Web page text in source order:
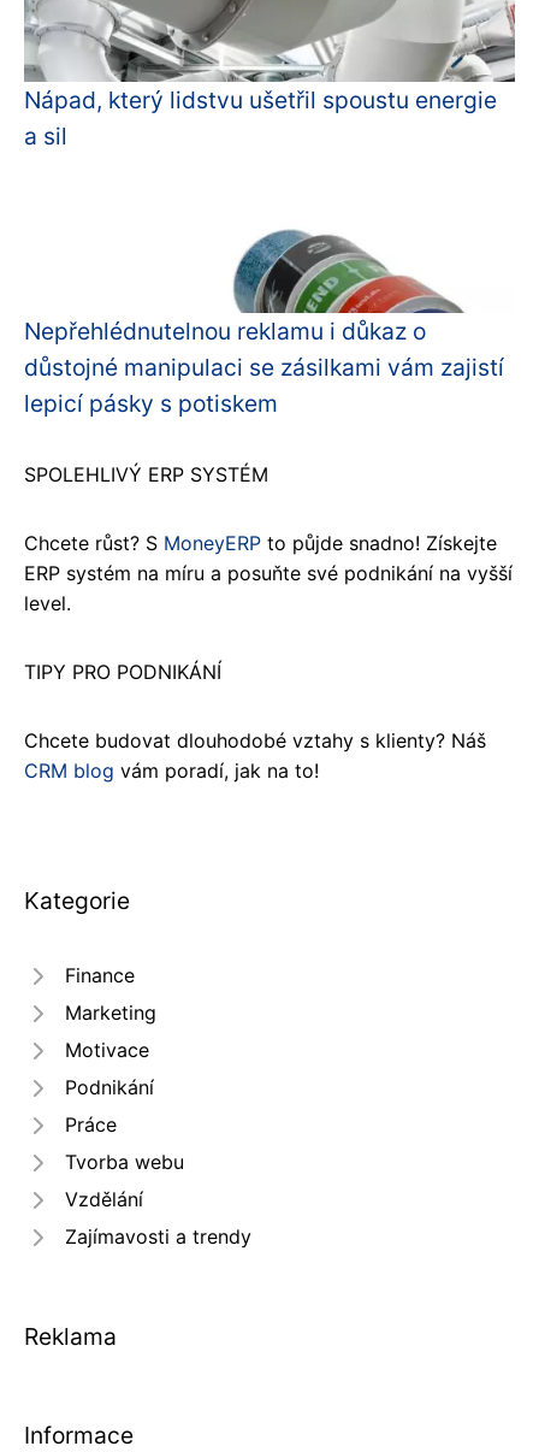
Nápad, který lidstvu ušetřil spoustu energie
a sil
Nepřehlédnutelnou reklamu i důkaz o
důstojné manipulaci se zásilkami vám zajistí
lepicí pásky s potiskem
SPOLEHLIVÝ ERP SYSTÉM
Chcete růst? S MoneyERP to půjde snadno! Získejte
ERP systém na míru a posuňte své podnikání na vyšší
level.
TIPY PRO PODNIKÁNÍ
Chcete budovat dlouhodobé vztahy s klienty? Náš
CRM blog vám poradí, jak na to!
Kategorie
Finance
Marketing
Motivace
Podnikání
Práce
Tvorba webu
Vzdělání
Zajímavosti a trendy
Reklama
Informace